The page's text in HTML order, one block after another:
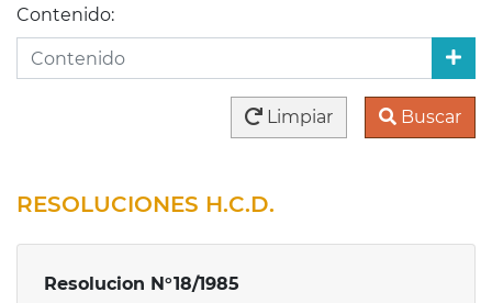
Contenido:
Limpiar Buscar
RESOLUCIONES H.C.D.
Resolucion N°18/1985